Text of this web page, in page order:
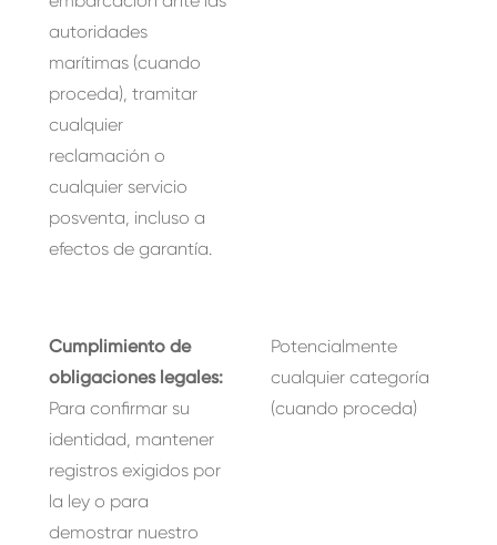
autoridades
marítimas (cuando
proceda), tramitar
cualquier
reclamación o
cualquier servicio
posventa, incluso a
efectos de garantía.
Cumplimiento de
obligaciones legales:
Para confirmar su
identidad, mantener
registros exigidos por
la ley o para
demostrar nuestro
Potencialmente
cualquier categoría
(cuando proceda)